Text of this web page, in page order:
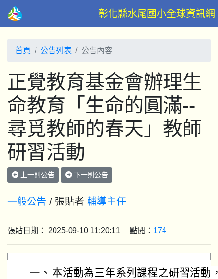
彰化縣水尾國小全球資訊網
首頁 公告列表 公告內容
正覺教育基金會辦理生
命教育「生命的圓滿--
尋覓教師的春天」教師
研習活動
上一則公告 下一則公告
一般公告 / 張貼者 輔導主任
張貼日期： 2025-09-10 11:20:11 點閱： 174
一、 本活動為三年系列課程之研習活動